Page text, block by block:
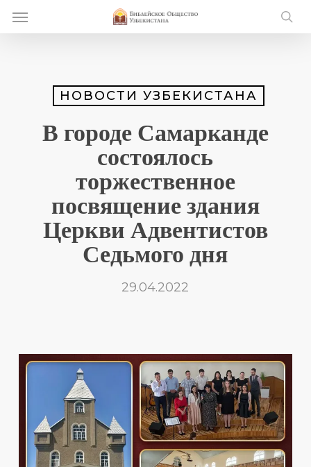
Menu
НОВОСТИ УЗБЕКИСТАНА
В городе Самарканде
состоялось
торжественное
посвящение здания
Церкви Адвентистов
Седьмого дня
29.04.2022